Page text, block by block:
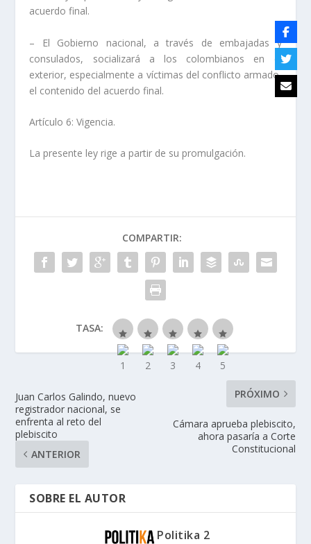
acuerdo final.
– El Gobierno nacional, a través de embajadas y
consulados, socializará a los colombianos en el
exterior, especialmente a víctimas del conflicto armado,
el contenido del acuerdo final.
Artículo 6: Vigencia.
La presente ley rige a partir de su promulgación.
COMPARTIR:
TASA:
Juan Carlos Galindo, nuevo
registrador nacional, se
enfrenta al reto del
plebiscito
ANTERIOR
PRÓXIMO
Cámara aprueba plebiscito,
ahora pasaría a Corte
Constitucional
SOBRE EL AUTOR
Politika 2